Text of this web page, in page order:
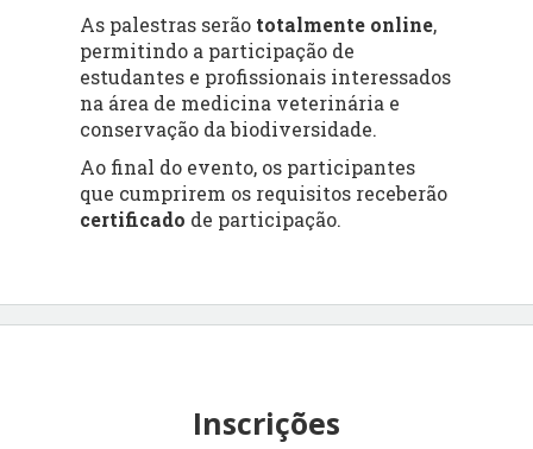
As palestras serão totalmente online,
permitindo a participação de
estudantes e profissionais interessados
na área de medicina veterinária e
conservação da biodiversidade.
Ao final do evento, os participantes
que cumprirem os requisitos receberão
certificado de participação.
Inscrições